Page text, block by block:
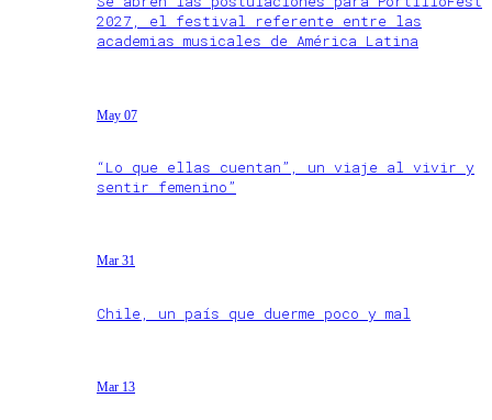
2027, el festival referente entre las
academias musicales de América Latina
May 07
“Lo que ellas cuentan”, un viaje al vivir y
sentir femenino”
Mar 31
Chile, un país que duerme poco y mal
Mar 13